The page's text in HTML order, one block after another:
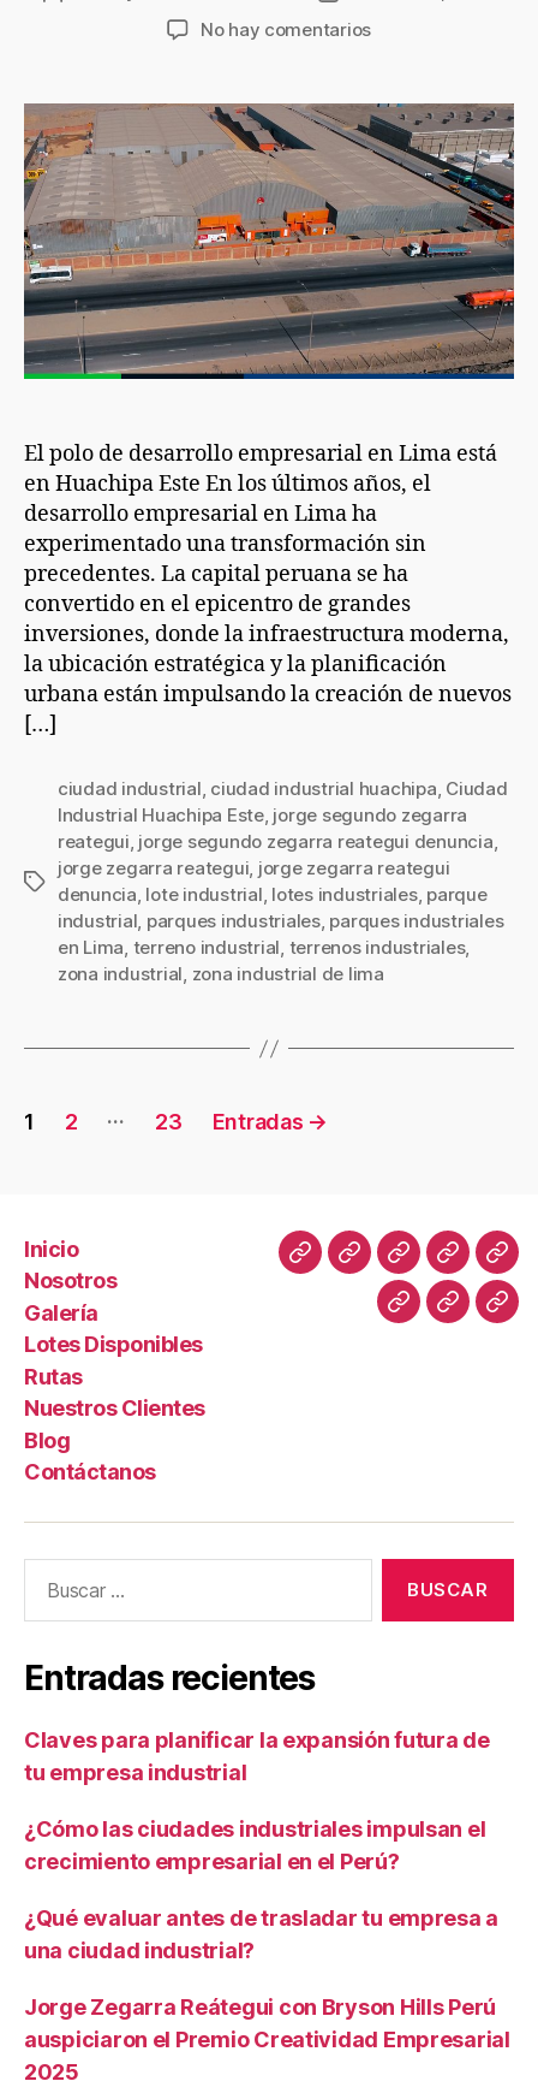
No hay comentarios
El polo de desarrollo empresarial en Lima está
en Huachipa Este En los últimos años, el
desarrollo empresarial en Lima ha
experimentado una transformación sin
precedentes. La capital peruana se ha
convertido en el epicentro de grandes
inversiones, donde la infraestructura moderna,
la ubicación estratégica y la planificación
urbana están impulsando la creación de nuevos
[…]
ciudad industrial, ciudad industrial huachipa, Ciudad
Industrial Huachipa Este, jorge segundo zegarra
reategui, jorge segundo zegarra reategui denuncia,
jorge zegarra reategui, jorge zegarra reategui
denuncia, lote industrial, lotes industriales, parque
industrial, parques industriales, parques industriales
en Lima, terreno industrial, terrenos industriales,
zona industrial, zona industrial de lima
1 2 … 23 Entradas →
Inicio
Nosotros
Galería
Lotes Disponibles
Rutas
Nuestros Clientes
Blog
Contáctanos
Entradas recientes
Claves para planificar la expansión futura de
tu empresa industrial
¿Cómo las ciudades industriales impulsan el
crecimiento empresarial en el Perú?
¿Qué evaluar antes de trasladar tu empresa a
una ciudad industrial?
Jorge Zegarra Reátegui con Bryson Hills Perú
auspiciaron el Premio Creatividad Empresarial
2025